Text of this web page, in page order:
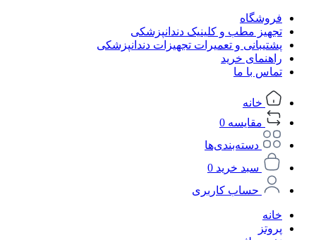
فروشگاه
تجهیز مطب و کلینیک دندانپزشکی
پشتیبانی و تعمیرات تجهیزات دندانپزشکی
راهنمای خرید
تماس با ما
خانه
مقایسه 0
دسته‌بندی‌ها
سبد خرید 0
حساب کاربری
خانه
پروتز